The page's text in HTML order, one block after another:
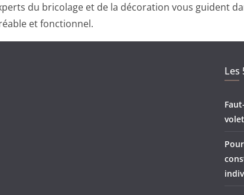
du bricolage et de la décoration vous guident
et fonctionnel.
Les